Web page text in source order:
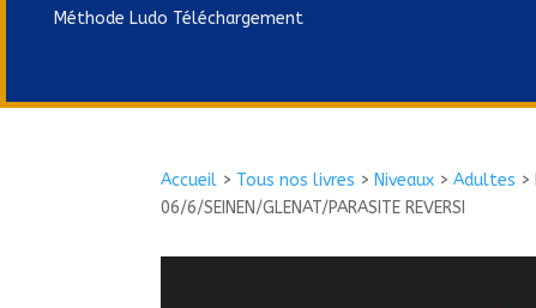
Méthode Ludo Téléchargement
Accueil > Tous nos livres > Niveaux >Adultes >
06/6/SEINEN/GLENAT/PARASITE REVERSI